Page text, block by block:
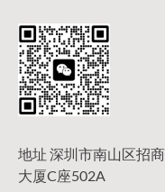
地址 深圳市南山区招
大厦C座502A